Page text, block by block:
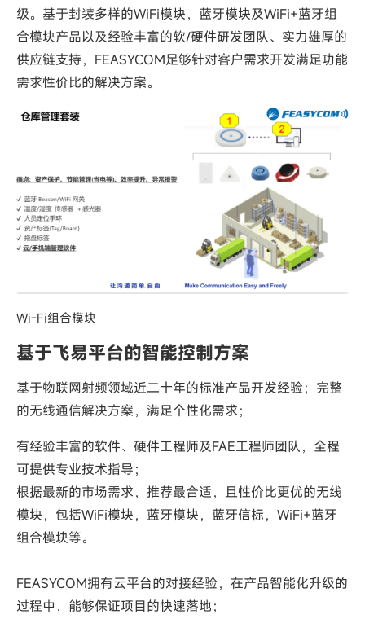
级。基于封装多样的WiFi模块，蓝牙模块及WiFi+蓝牙组
合模块产品以及经验丰富的软/硬件研发团队、实力雄厚的
供应链支持，FEASYCOM足够针对客户需求开发满足功能
需求性价比的解决方案。
Wi-Fi组合模块
基于飞易平台的智能控制方案
基于物联网射频领域近二十年的标准产品开发经验；完整
的无线通信解决方案，满足个性化需求；
有经验丰富的软件、硬件工程师及FAE工程师团队，全程
可提供专业技术指导；
根据最新的市场需求，推荐最合适，且性价比更优的无线
模块，包括WiFi模块，蓝牙模块，蓝牙信标，WiFi+蓝牙
组合模块等。
FEASYCOM拥有云平台的对接经验，在产品智能化升级的
过程中，能够保证项目的快速落地；